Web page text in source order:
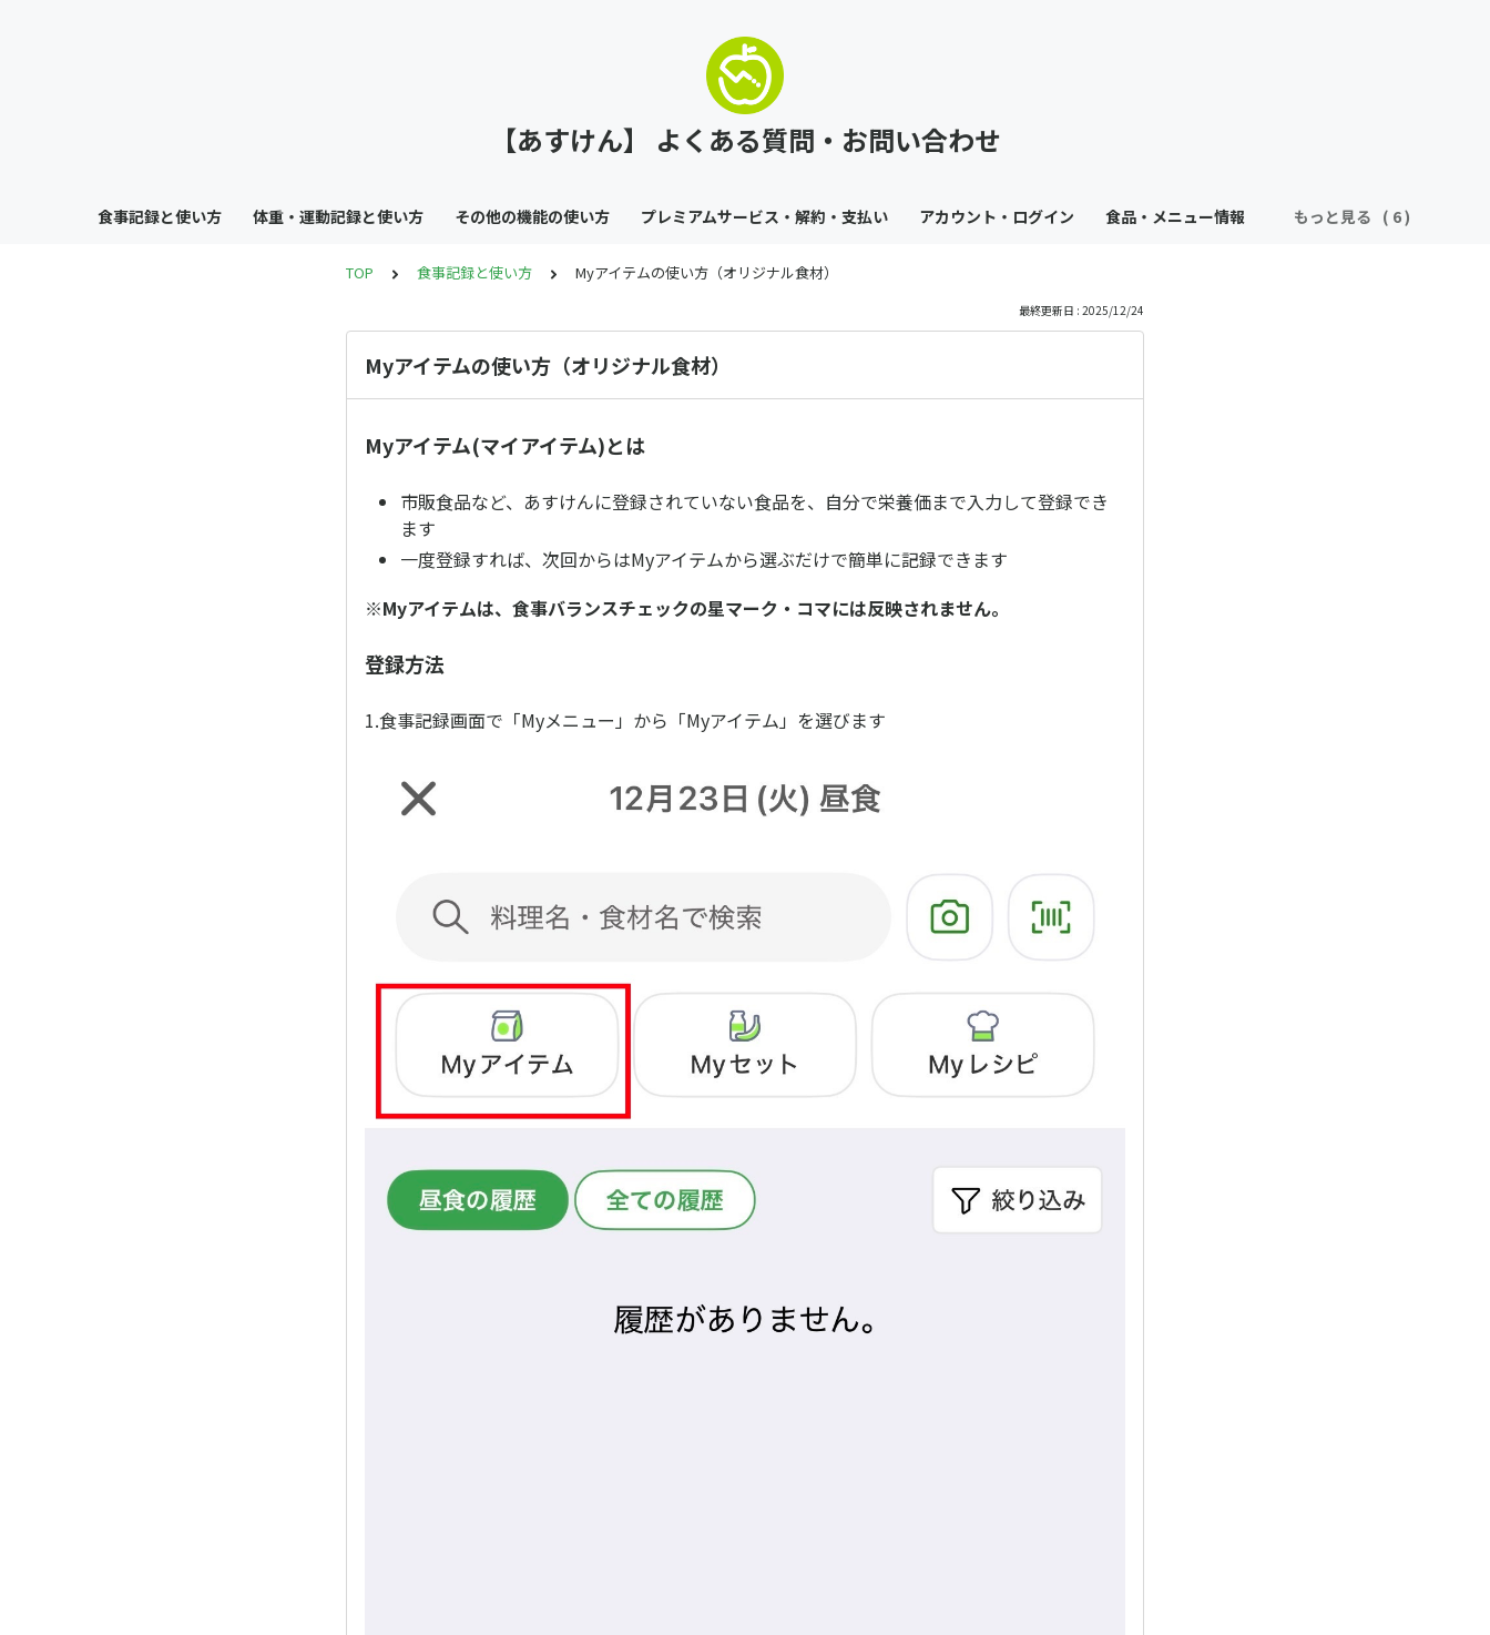
【あすけん】 よくある質問・お問い合わせ
食事記録と使い方 体重・運動記録と使い方 その他の機能の使い方 プレミアムサービス・解約・支払い アカウント・ログイン 食品・メニュー情報 もっと見る
TOP 食事記録と使い方 Myアイテムの使い方（オリジナル食材）
最終更新日 : 2025/12/24
Myアイテムの使い方（オリジナル食材）
Myアイテム(マイアイテム)とは
市販食品など、あすけんに登録されていない食品を、自分で栄養価まで入力して登録でき
ます
一度登録すれば、次回からはMyアイテムから選ぶだけで簡単に記録できます
※Myアイテムは、食事バランスチェックの星マーク・コマには反映されません。
登録方法
1.食事記録画面で「Myメニュー」から「Myアイテム」を選びます